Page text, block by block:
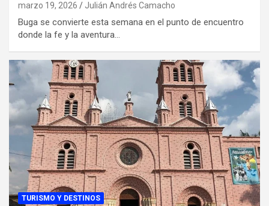
marzo 19, 2026 Julián Andrés Camacho
Buga se convierte esta semana en el punto de encuentro
donde la fe y la aventura…
TURISMO Y DESTINOS